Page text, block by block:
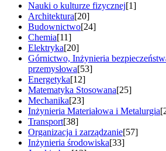
Nauki o kulturze fizycznej[1]
Architektura[20]
Budownictwo[24]
Chemia[11]
Elektryka[20]
Górnictwo, Inżynieria
przemysłowa[53]
Energetyka[12]
Matematyka Stosowana[25]
Mechanika[23]
Inżynieria Materiałowa i Metalurgia
Transport[38]
Organizacja i zarządzanie[57]
Inżynieria środowiska[33]